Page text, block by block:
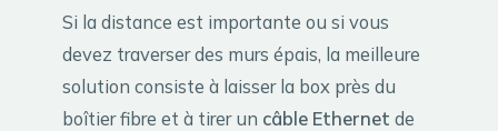
Si la distance est importante ou si vous
devez traverser des murs épais, la meilleure
solution consiste à laisser la box près du
boîtier fibre et à tirer un câble Ethernet de